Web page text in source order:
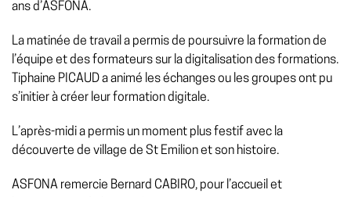
ans d’ASFONA.
La matinée de travail a permis de poursuivre la formation de
l’équipe et des formateurs sur la digitalisation des formations.
Tiphaine PICAUD a animé les échanges ou les groupes ont pu
s’initier à créer leur formation digitale.
L’après-midi a permis un moment plus festif avec la
découverte de village de St Emilion et son histoire.
ASFONA remercie Bernard CABIRO, pour l’accueil et